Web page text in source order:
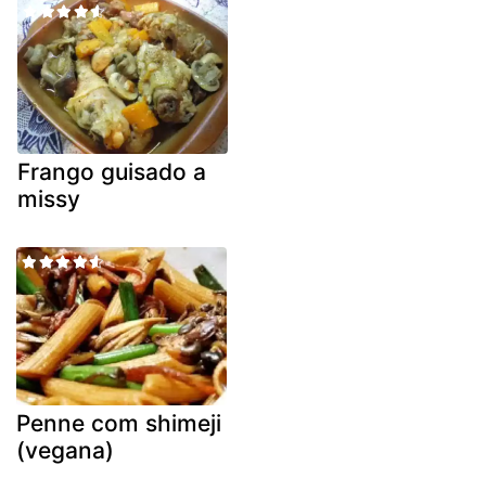
Frango guisado a
missy
Penne com shimeji
(vegana)